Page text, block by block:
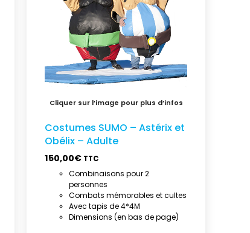
Costumes SUMO – Astérix et
Obélix – Adulte
150,00€ TTC
Combinaisons pour 2
personnes
Combats mémorables et cultes
Avec tapis de 4*4M
Dimensions (en bas de page)